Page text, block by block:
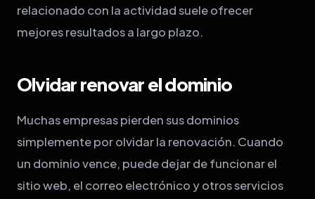
relacionado con la actividad suele ofrecer
mejores resultados a largo plazo.
Olvidar renovar el dominio
Muchas empresas pierden sus dominios
simplemente por olvidar la renovación. Cuando
un dominio vence, puede dejar de funcionar el
sitio web, el correo electrónico y otros servicios